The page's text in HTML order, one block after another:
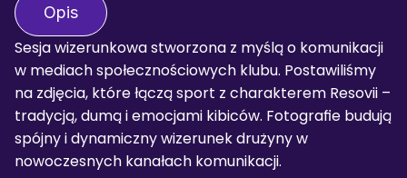
Opis
Sesja wizerunkowa stworzona z myślą o komunikacji
w mediach społecznościowych klubu. Postawiliśmy
na zdjęcia, które łączą sport z charakterem Resovii –
tradycją, dumą i emocjami kibiców. Fotografie budują
spójny i dynamiczny wizerunek drużyny w
nowoczesnych kanałach komunikacji.